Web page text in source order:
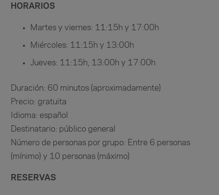
HORARIOS
Martes y viernes: 11:15h y 17:00h
Miércoles: 11:15h y 13:00h
Jueves: 11:15h, 13:00h y 17:00h
Duración: 60 minutos (aproximadamente)
Precio: gratuita
Idioma: español
Destinatario: público general
Número de personas por grupo: Entre 6 personas
(mínimo) y 10 personas (máximo)
RESERVAS